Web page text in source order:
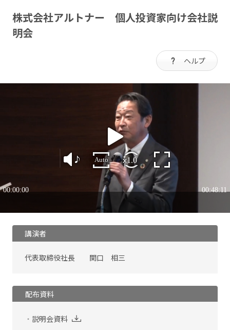
株式会社アルトナー 個人投資家向け会社説
明会
ヘルプ
講演者
代表取締役社長 関口 相三
配布資料
説明会資料